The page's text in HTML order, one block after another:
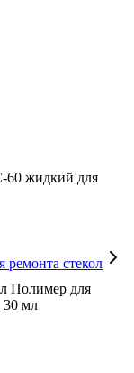
60 жидкий для
ремонта стекол
Полимер для
30 мл